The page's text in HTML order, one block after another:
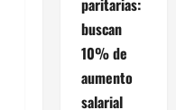
buscan
10% de
aumento
salarial